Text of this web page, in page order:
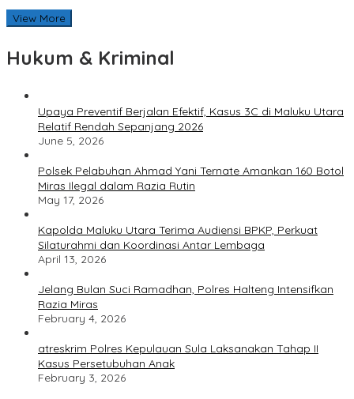
View More
Hukum & Kriminal
Upaya Preventif Berjalan Efektif, Kasus 3C di Maluku Utara
Relatif Rendah Sepanjang 2026
June 5, 2026
Polsek Pelabuhan Ahmad Yani Ternate Amankan 160 Botol
Miras Ilegal dalam Razia Rutin
May 17, 2026
Kapolda Maluku Utara Terima Audiensi BPKP, Perkuat
Silaturahmi dan Koordinasi Antar Lembaga
April 13, 2026
Jelang Bulan Suci Ramadhan, Polres Halteng Intensifkan
Razia Miras
February 4, 2026
atreskrim Polres Kepulauan Sula Laksanakan Tahap II
Kasus Persetubuhan Anak
February 3, 2026